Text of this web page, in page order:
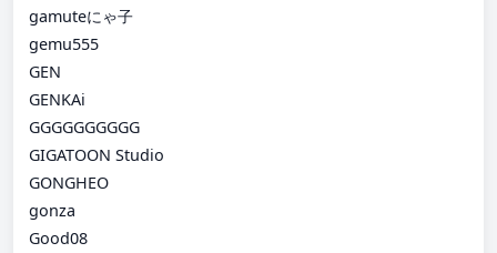
gamuteにゃ子
gemu555
GEN
GENKAi
GGGGGGGGGG
GIGATOON Studio
GONGHEO
gonza
Good08